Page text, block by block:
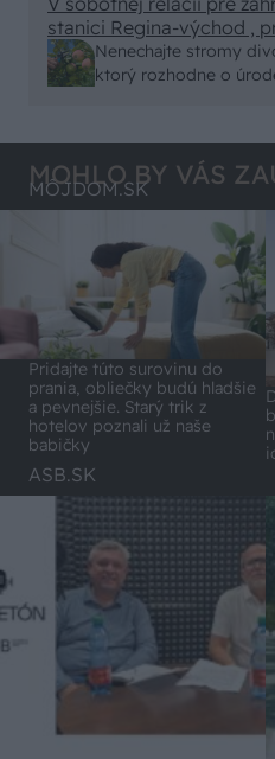
Lídli.
Nenechajte stromy
ktorý rozhodne o
stanici Regina-východ ,
zväzu záhradkárov pán Jakubech tvrdil, že to, že
vlky sú neproduktívne ,
MOHLO BY VÁS
MÔJDOM.SK
Pridajte túto surovinu do
prania, obliečky budú hladšie
a pevnejšie. Starý trik z
hotelov poznali už naše
babičky
ASB.SK